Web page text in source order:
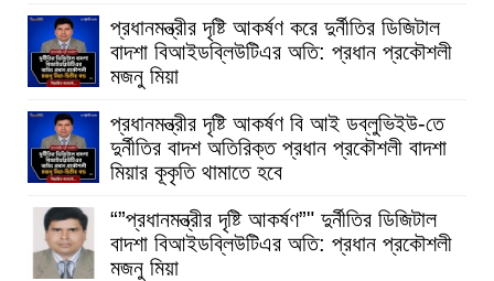
প্রধানমন্ত্রীর দৃষ্টি আকর্ষণ করে দুর্নীতির ডিজিটাল
বাদশা বিআইডব্লিউটিএর অতি: প্রধান প্রকৌশলী
মজনু মিয়া
প্রধানমন্ত্রীর দৃষ্টি আকর্ষণ বি আই ডব্লুভিইউ-তে
দুর্নীতির বাদশ অতিরিক্ত প্রধান প্রকৌশলী বাদশা
মিয়ার কূকৃতি থামাতে হবে
“”প্রধানমন্ত্রীর দৃষ্টি আকর্ষণ”" দুর্নীতির ডিজিটাল
বাদশা বিআইডব্লিউটিএর অতি: প্রধান প্রকৌশলী
মজনু মিয়া